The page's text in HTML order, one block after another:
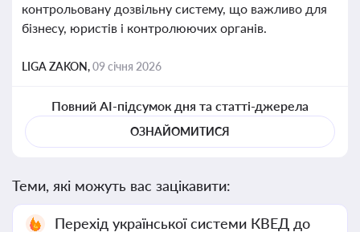
контрольовану дозвільну систему, що важливо для
бізнесу, юристів і контролюючих органів.
LIGA ZAKON,09 січня 2026
Повний AI-підсумок дня та статті-джерела
ОЗНАЙОМИТИСЯ
Теми, які можуть вас зацікавити:
Перехід української системи КВЕД до